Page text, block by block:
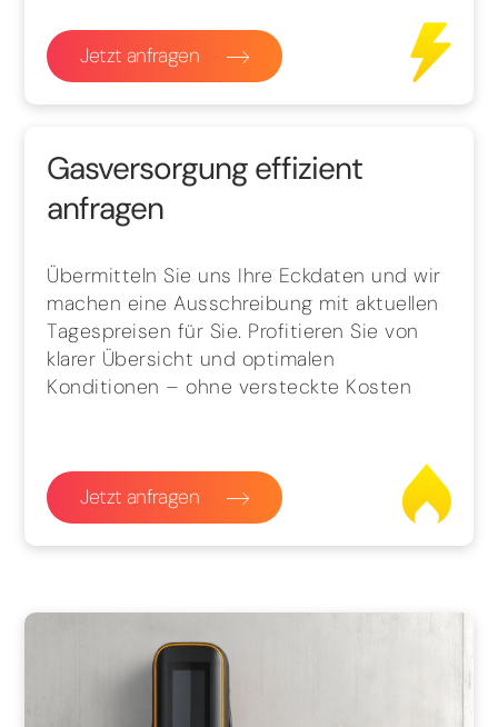
Jetzt anfragen
Gasversorgung effizient
anfragen
Übermitteln Sie uns Ihre Eckdaten und wir
machen eine Ausschreibung mit aktuellen
Tagespreisen für Sie. Profitieren Sie von
klarer Übersicht und optimalen
Konditionen – ohne versteckte Kosten
Jetzt anfragen